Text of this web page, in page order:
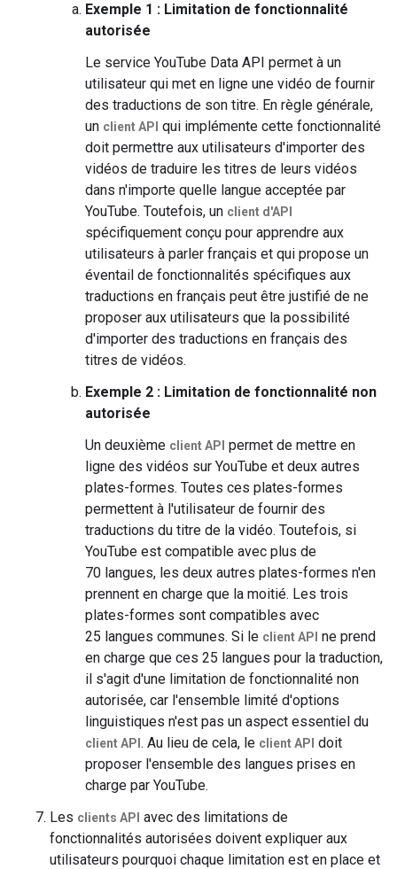
Exemple 1 : Limitation de fonctionnalité
autorisée
Le service YouTube Data API permet à un
utilisateur qui met en ligne une vidéo de fournir
des traductions de son titre. En règle générale,
un client API qui implémente cette fonctionnalité
doit permettre aux utilisateurs d'importer des
vidéos de traduire les titres de leurs vidéos
dans n'importe quelle langue acceptée par
YouTube. Toutefois, un client d'API
spécifiquement conçu pour apprendre aux
utilisateurs à parler français et qui propose un
éventail de fonctionnalités spécifiques aux
traductions en français peut être justifié de ne
proposer aux utilisateurs que la possibilité
d'importer des traductions en français des
titres de vidéos.
Exemple 2 : Limitation de fonctionnalité non
autorisée
Un deuxième client API permet de mettre en
ligne des vidéos sur YouTube et deux autres
plates-formes. Toutes ces plates-formes
permettent à l'utilisateur de fournir des
traductions du titre de la vidéo. Toutefois, si
YouTube est compatible avec plus de
70 langues, les deux autres plates-formes n'en
prennent en charge que la moitié. Les trois
plates-formes sont compatibles avec
25 langues communes. Si le client API ne prend
en charge que ces 25 langues pour la traduction,
il s'agit d'une limitation de fonctionnalité non
autorisée, car l'ensemble limité d'options
linguistiques n'est pas un aspect essentiel du
client API . Au lieu de cela, le client API doit
proposer l'ensemble des langues prises en
charge par YouTube.
Les clients API avec des limitations de
fonctionnalités autorisées doivent expliquer aux
utilisateurs pourquoi chaque limitation est en place et